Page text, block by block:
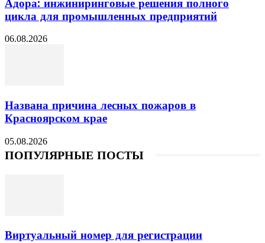
Адора: инжиниринговые решения полного
цикла для промышленных предприятий
06.08.2026
Названа причина лесных пожаров в
Красноярском крае
05.08.2026
ПОПУЛЯРНЫЕ ПОСТЫ
Виртуальный номер для регистрации